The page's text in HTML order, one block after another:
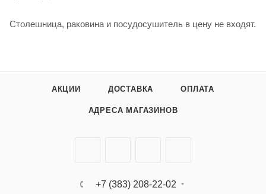
Столешница, раковина и посудосушитель в цену не входят.
АКЦИИ ДОСТАВКА ОПЛАТА
АДРЕСА МАГАЗИНОВ
+7 (383) 208-22-02